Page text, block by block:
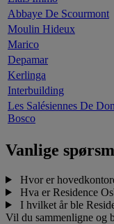
Abbaye De Scourmont
Moulin Hideux
Marico
Depamar
Kerlinga
Interbuilding
Les Salésiennes De Don
Bosco
Vanlige
Hvor er
Hva er Residence
I hvilket år ble
Vil du sammenligne og